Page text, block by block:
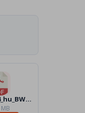
Pdv_202304_hu_BW.pdf